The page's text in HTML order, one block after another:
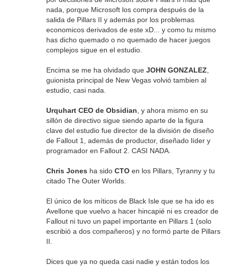
nada, porque Microsoft los compra después de la
salida de Pillars II y además por los problemas
economicos derivados de este xD... y como tu mismo
has dicho quemado o no quemado de hacer juegos
complejos sigue en el estudio.
Encima se me ha olvidado queJOHN GONZALEZ
guionista principal de New Vegas volvió tambien al
estudio, casi nada.
Urquhart CEO de Obsidian , y ahora mismo en su
sillón de directivo sigue siendo aparte de la figura
clave del estudio fue director de la división de diseño
de Fallout 1, además de productor, diseñado líder y
programador en Fallout 2. CASI NADA.
Chris Jones ha sidoCTO en los Pillars, Tyranny y tu
citado The Outer Worlds.
El único de los míticos de Black Isle que se ha ido es
Avellone que vuelvo a hacer hincapié ni es creador de
Fallout ni tuvo un papel importante en Pillars 1 (solo
escribió a dos compañeros) y no formó parte de Pillars
II.
Dices que ya no queda casi nadie y están todos los